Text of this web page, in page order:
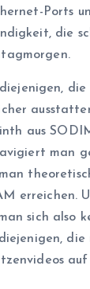
Ports
die
die
aus
man
erreichen.
sich also
die